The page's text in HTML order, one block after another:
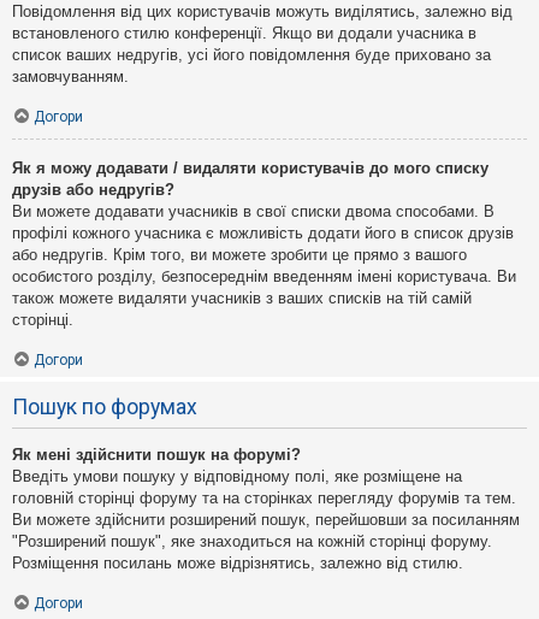
Повідомлення від цих користувачів можуть виділятись, залежно від
встановленого стилю конференції. Якщо ви додали учасника в
список ваших недругів, усі його повідомлення буде приховано за
замовчуванням.
Догори
Як я можу додавати / видаляти користувачів до мого списку
друзів або недругів?
Ви можете додавати учасників в свої списки двома способами. В
профілі кожного учасника є можливість додати його в список друзів
або недругів. Крім того, ви можете зробити це прямо з вашого
особистого розділу, безпосереднім введенням імені користувача. Ви
також можете видаляти учасників з ваших списків на тій самій
сторінці.
Догори
Пошук по форумах
Як мені здійснити пошук на форумі?
Введіть умови пошуку у відповідному полі, яке розміщене на
головній сторінці форуму та на сторінках перегляду форумів та тем.
Ви можете здійснити розширений пошук, перейшовши за посиланням
"Розширений пошук", яке знаходиться на кожній сторінці форуму.
Розміщення посилань може відрізнятись, залежно від стилю.
Догори